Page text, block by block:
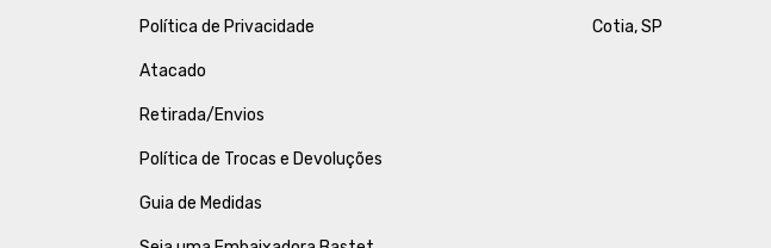
Política de Privacidade
Atacado
Retirada/Envios
Política de Trocas e Devoluções
Guia de Medidas
Cotia, SP